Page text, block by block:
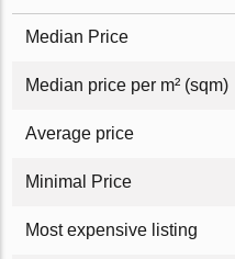
Median Price
Median price per m² (sqm)
Average price
Minimal Price
Most expensive listing